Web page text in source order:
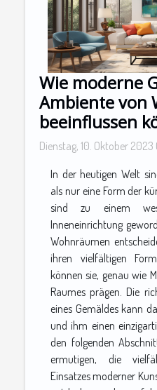
Wie moderne
Ambiente von
beeinflussen
Dienstag, 10. Oktober 2023
In der heutigen Welt
als nur eine Form der
sind zu einem
Inneneinrichtung
Wohnräumen
ihren vielfältigen
können sie, genau wie
Raumes prägen. Die
eines Gemäldes kann
und ihm einen
den folgenden
ermutigen, die
Einsatzes moderner